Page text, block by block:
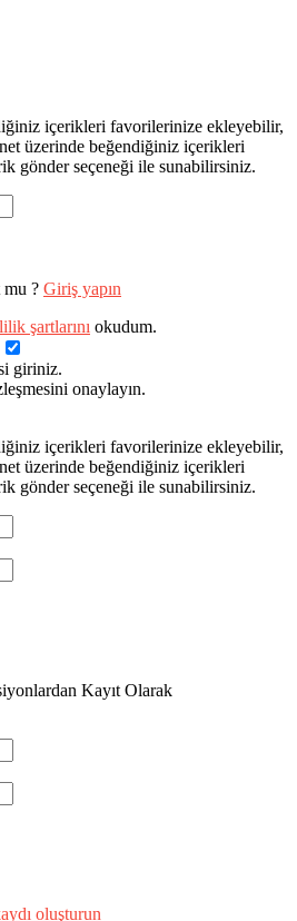
içerikleri favorilerinize ekleyebilir,
üzerinde beğendiğiniz içerikleri
gönder seçeneği ile sunabilirsiniz.
? Giriş yapın
şartlarını okudum.
giriniz.
onaylayın.
içerikleri favorilerinize ekleyebilir,
üzerinde beğendiğiniz içerikleri
gönder seçeneği ile sunabilirsiniz.
Kayıt Olarak
oluşturun